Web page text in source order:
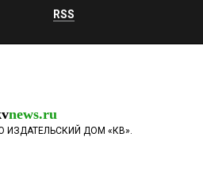
RSS
news.ru
ИЗДАТЕЛЬСКИЙ ДОМ «КВ».